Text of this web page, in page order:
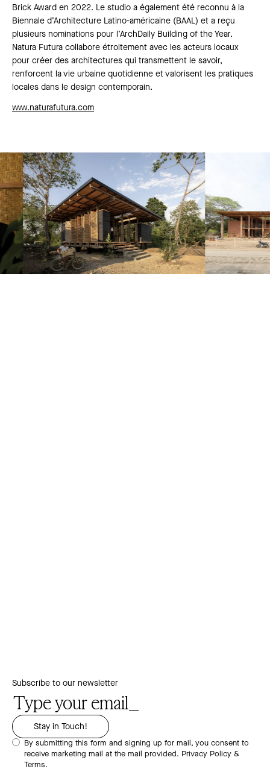
Brick Award en 2022. Le studio a également été reconnu à la
Biennale d’Architecture Latino-américaine (BAAL) et a reçu
plusieurs nominations pour l’ArchDaily Building of the Year.
Natura Futura collabore étroitement avec les acteurs locaux
pour créer des architectures qui transmettent le savoir,
renforcent la vie urbaine quotidienne et valorisent les pratiques
locales dans le design contemporain.
www.naturafutura.com
Subscribe to our newsletter
By submitting this form and signing up for mail, you consent to
receive marketing mail at the mail provided. Privacy Policy &
Terms.